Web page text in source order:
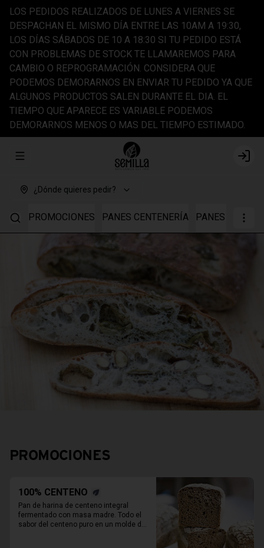
LOS PEDIDOS REALIZADOS DE LUNES A VIERNES SE
DESPACHAN EL MISMO DÍA ENTRE LAS 10AM A 19:30,
LOS DÍAS SÁBADOS DE 10 A 18:30 SI TU PEDIDO ESTÁ
CON PROBLEMAS DE STOCK TE LLAMAREMOS PARA
CAMBIO O REPROGRAMACIÓN. CONSIDERA QUE
PODEMOS DEMORARNOS EN ENVIAR TU PEDIDO YA QUE
ALGUNOS PRODUCTOS SALEN DURANTE EL DIA. EL
TIEMPO QUE APARECE ES VARIABLE PODEMOS
DEMORARNOS MENOS O MAS DEL TIEMPO ESTIMADO.
Abrir menu de navegación Login
¿Dónde quieres pedir?
PROMOCIONES PANES CENTENERÍA PANES TRIGO
PROMOCIONES
100% CENTENO
Pan de harina de centeno integral
fermentado con masa madre. Todo el
sabor del centeno puro en un molde de